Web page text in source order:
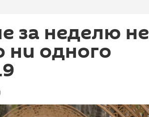
за неделю не
ни одного